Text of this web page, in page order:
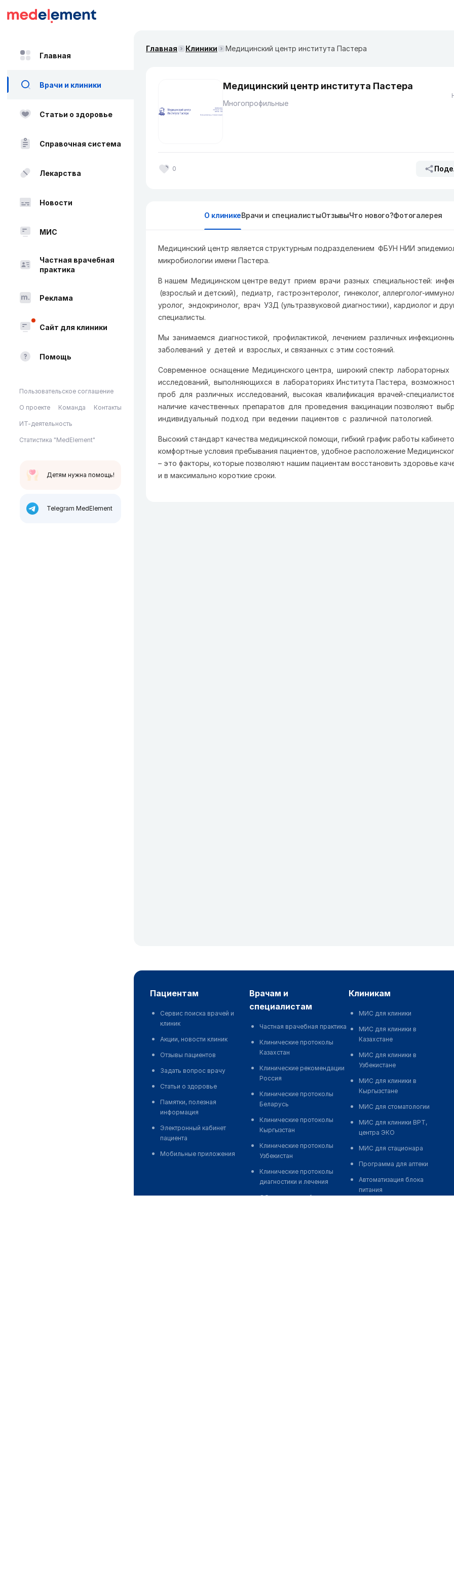
Главная
Врачи и клиники
Статьи о здоровье
Справочная система
Лекарства
Новости
МИС
Частная врачебная
практика
Реклама
Сайт для клиники
Помощь
Пользовательское соглашение
О проекте Команда Контакты
ИТ-деятельность
Статистика "MedElement"
Детям нужна помощь!
Telegram MedElement
Главная Клиники Медицинский центр института Пастера
Медицинский центр института Пастера
Многопрофильные
0
О клиникеВрачи и специалистыОтзывыЧто нового?Фотогалерея
Медицинский центр является структурным подразделением ФБУН НИИ
микробиологии имени Пастера.
В нашем Медицинском центре ведут прием врачи разных специальностей:
(взрослый и детский), педиатр, гастроэнтеролог, гинеколог, аллерголог-
уролог, эндокринолог, врач УЗД (ультразвуковой диагностики), кардиолог и
специалисты.
Мы занимаемся диагностикой, профилактикой, лечением различных
заболеваний у детей и взрослых, и связанных с этим состояний.
Современное оснащение Медицинского центра, широкий спектр лабораторных
исследований, выполняющихся в лабораториях Института Пастера,
проб для различных исследований, высокая квалификация врачей-
наличие качественных препаратов для проведения вакцинации позволяют
индивидуальный подход при ведении пациентов с различной патологией.
Высокий стандарт качества медицинской помощи, гибкий график работы
комфортные условия пребывания пациентов, удобное расположение
– это факторы, которые позволяют нашим пациентам восстановить здоровье
и в максимально короткие сроки.
пациентам
Сервис поиска врачей и
клиник
Акции, новости клиник
Отзывы пациентов
Задать вопрос врачу
Статьи о здоровье
Памятки, полезная
информация
Электронный кабинет
пациента
Мобильные приложения
врачам и
специалистам
Частная врачебная практика
Клинические протоколы
Казахстан
Клинические рекомендации
Россия
Клинические протоколы
Беларусь
Клинические протоколы
Кыргызстан
Клинические протоколы
Узбекистан
Клинические протоколы
диагностики и лечения
Обзоры мировой
клиникам
МИС для клиники
МИС для клиники в
Казахстане
МИС для клиники в
Узбекистане
МИС для клиники в
Кыргызстане
МИС для стоматологии
МИС для клиники ВРТ,
центра ЭКО
МИС для стационара
Программа для аптеки
Автоматизация блока
питания